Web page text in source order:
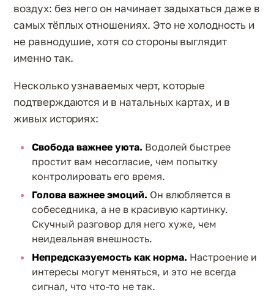
воздух: без него он начинает задыхаться даже в
самых тёплых отношениях. Это не холодность и
не равнодушие, хотя со стороны выглядит
именно так.
Несколько узнаваемых черт, которые
подтверждаются и в натальных картах, и в
живых историях:
Свобода важнее уюта. Водолей быстрее
простит вам несогласие, чем попытку
контролировать его время.
Голова важнее эмоций. Он влюбляется в
собеседника, а не в красивую картинку.
Скучный разговор для него хуже, чем
неидеальная внешность.
Непредсказуемость как норма. Настроение и
интересы могут меняться, и это не всегда
сигнал, что что-то не так.